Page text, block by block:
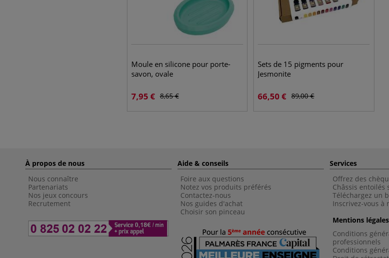
Moule en silicone pour porte-
savon, ovale
7,95 € 8,65€
Sets de 15 pigments pour
Jesmonite
66,50 € 89,00€
À propos de nous
Nous connaître
Partenariats
Nos jeux concours
Recrutement
Aide & conseils
Foire aux questions
Notez vos produits préférés
Contactez-nous
Nos guides d'achat
Choisir son pinceau
Services
Offrez des
Châssis entoilés
Téléchargez un
Inscrivez-vous à
Mentions légales
Conditions
professionnels
Conditions